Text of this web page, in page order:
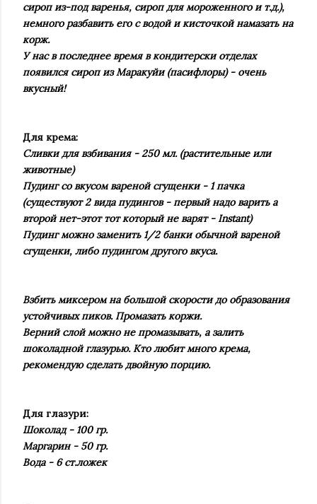
сироп из-под варенья, сироп для мороженного и т.д.),
немного разбавить его с водой и кисточкой намазать на
корж.
У нас в последнее время в кондитерски отделах
появился сироп из Маракуйи (пасифлоры) - очень
вкусный!
Для крема:
Сливки для взбивания - 250 мл. (растительные или
животные)
Пудинг со вкусом вареной сгущенки - 1 пачка
(существуют 2 вида пудингов - первый надо варить а
второй нет-этот тот который не варят - Instant)
Пудинг можно заменить 1/2 банки обычной вареной
сгущенки, либо пудингом другого вкуса.
Взбить миксером на большой скорости до образования
устойчивых пиков. Промазать коржи.
Верний слой можно не промазывать, а залить
шоколадной глазурью. Кто любит много крема,
рекомендую сделать двойную порцию.
Для глазури:
Шоколад - 100 гр.
Маргарин - 50 гр.
Вода - 6 ст.ложек